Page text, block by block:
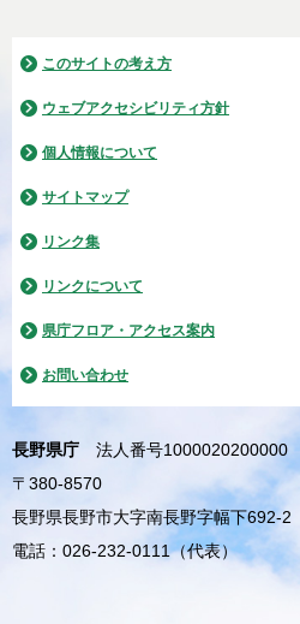
このサイトの考え方
ウェブアクセシビリティ方針
個人情報について
サイトマップ
リンク集
リンクについて
県庁フロア・アクセス案内
お問い合わせ
長野県庁
法人番号1000020200000
〒380-8570
長野県長野市大字南長野字幅下692-2
電話：026-232-0111（代表）